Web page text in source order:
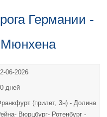
Германии -
Мюнхена
06-2026
дней
(прилет, 3н) - Долина
Вюрцбург- Ротенбург -